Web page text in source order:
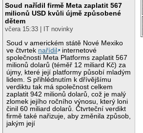
Soud nařídil firmě Meta zaplatit 567
milionů USD kvůli újmě způsobené
dětem
včera 15:33 | IT novinky
Soud v americkém státě Nové Mexiko
ve čtvrtek nařídil
internetové
společnosti Meta Platforms zaplatit 567
milionů dolarů (téměř 12 miliard Kč) za
újmy, které její platformy působí mladým
lidem. S přihlédnutím k dřívějšímu
verdiktu tak má společnost celkem
zaplatit 942 milionů dolarů, což je malý
zlomek jejího ročního výnosu, který loni
činil 60 miliard dolarů. Čtvrteční verdikt
firmě také nařizuje, aby změnila způsob,
jakým její